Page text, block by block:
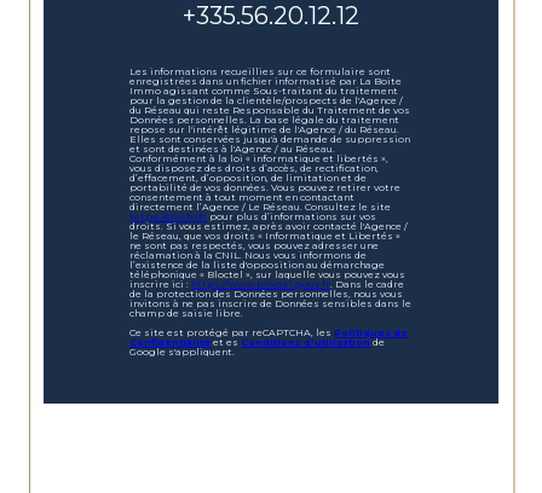
+335.56.20.12.12
Les informations recueillies sur ce formulaire sont
enregistrées dans un fichier informatisé par La Boite
Immo agissant comme Sous-traitant du traitement
pour la gestion de la clientèle/prospects de l'Agence /
du Réseau qui reste Responsable du Traitement de vos
Données personnelles. La base légale du traitement
repose sur l'intérêt légitime de l'Agence / du Réseau.
Elles sont conservées jusqu'à demande de suppression
et sont destinées à l'Agence / au Réseau.
Conformément à la loi « informatique et libertés »,
vous disposez des droits d’accès, de rectification,
d’effacement, d’opposition, de limitation et de
portabilité de vos données. Vous pouvez retirer votre
consentement à tout moment en contactant
directement l’Agence / Le Réseau. Consultez le site
https://cnil.fr/fr pour plus d’informations sur vos
droits. Si vous estimez, après avoir contacté l'Agence /
le Réseau, que vos droits « Informatique et Libertés »
ne sont pas respectés, vous pouvez adresser une
réclamation à la CNIL. Nous vous informons de
l’existence de la liste d'opposition au démarchage
téléphonique « Bloctel », sur laquelle vous pouvez vous
inscrire ici : https://www.bloctel.gouv.fr . Dans le cadre
de la protection des Données personnelles, nous vous
invitons à ne pas inscrire de Données sensibles dans le
champ de saisie libre.
Ce site est protégé par reCAPTCHA, lesPolitiques de
Confidentialité et esConditions d'utilisationde
Google s'appliquent.